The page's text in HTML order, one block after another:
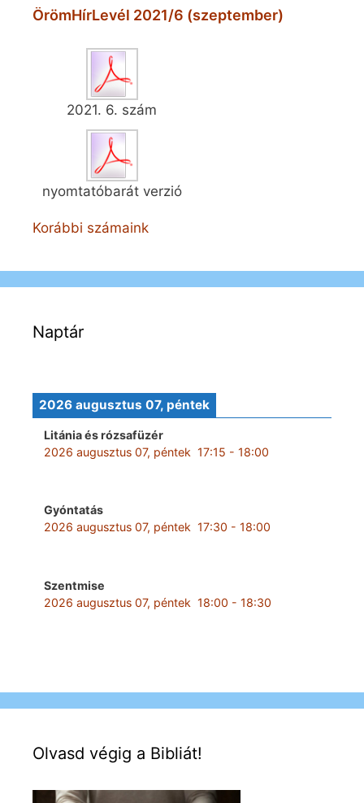
ÖrömHírLevél 2021/6 (szeptember)
2021. 6. szám
nyomtatóbarát verzió
Korábbi számaink
Naptár
2026 augusztus 07, péntek
Litánia és rózsafüzér
2026 augusztus 07, péntek 17:15 - 18:00
Gyóntatás
2026 augusztus 07, péntek 17:30 - 18:00
Szentmise
2026 augusztus 07, péntek 18:00 - 18:30
Olvasd végig a Bibliát!